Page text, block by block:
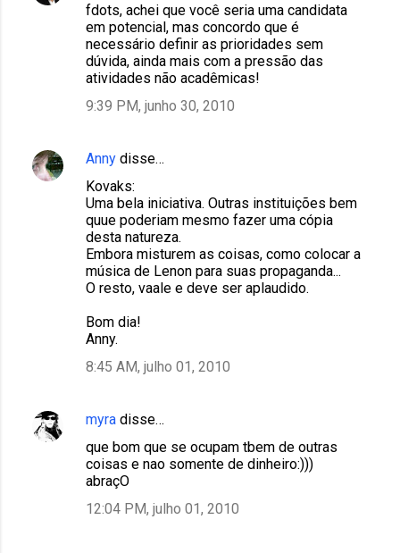
fdots, achei que você seria uma candidata
em potencial, mas concordo que é
necessário definir as prioridades sem
dúvida, ainda mais com a pressão das
atividades não acadêmicas!
9:39 PM, junho 30, 2010
Anny disse…
Kovaks:
Uma bela iniciativa. Outras instituições bem
quue poderiam mesmo fazer uma cópia
desta natureza.
Embora misturem as coisas, como colocar a
música de Lenon para suas propaganda...
O resto, vaale e deve ser aplaudido.
Bom dia!
Anny.
8:45 AM, julho 01, 2010
myra disse…
que bom que se ocupam tbem de outras
coisas e nao somente de dinheiro:)))
abraçO
12:04 PM, julho 01, 2010